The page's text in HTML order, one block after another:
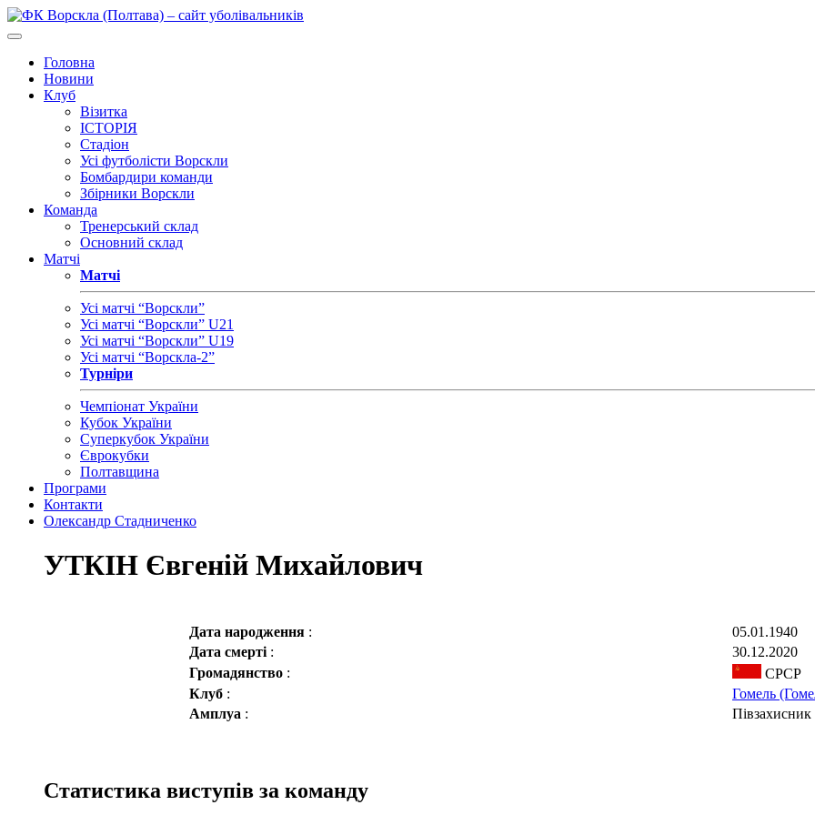
Головна
Новини
Клуб
Візитка
ІСТОРІЯ
Стадіон
Усі футболісти Ворскли
Бомбардири команди
Збірники Ворскли
Команда
Тренерський склад
Основний склад
Матчі
Матчі
Усі матчі “Ворскли”
Усі матчі “Ворскли” U21
Усі матчі “Ворскли” U19
Усі матчі “Ворскла-2”
Турніри
Чемпіонат України
Кубок України
Суперкубок України
Єврокубки
Полтавщина
Програми
Контакти
Олександр Стадниченко
УТКІН Євгеній Михайлович
Дата народження :
05.01.1940
Дата смерті :
30.12.2020
Громадянство :
СРСР
Клуб :
Гомель
Амплуа : Півзахисник
Статистика виступів за команду